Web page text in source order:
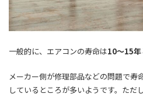
一般的に、エアコンの寿命は10～15年
メーカー側が修理部品などの問題で寿
しているところが多いようです。ただ